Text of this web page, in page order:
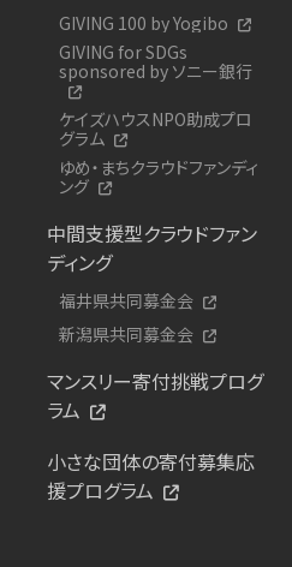
GIVING 100 by Yogibo
GIVING for SDGs
sponsored by ソニー銀行
ケイズハウスNPO助成プロ
グラム
ゆめ・まちクラウドファンディ
ング
中間支援型クラウドファン
ディング
福井県共同募金会
新潟県共同募金会
マンスリー寄付挑戦プログ
ラム
小さな団体の寄付募集応
援プログラム